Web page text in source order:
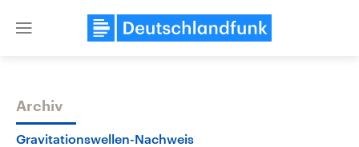
Close
Themen
Archiv
Gravitationswellen-Nachweis